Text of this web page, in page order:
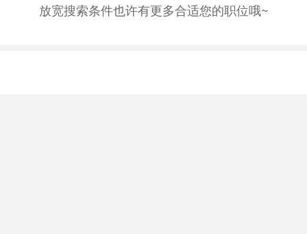
放宽搜索条件也许有更多合适您的职位哦~